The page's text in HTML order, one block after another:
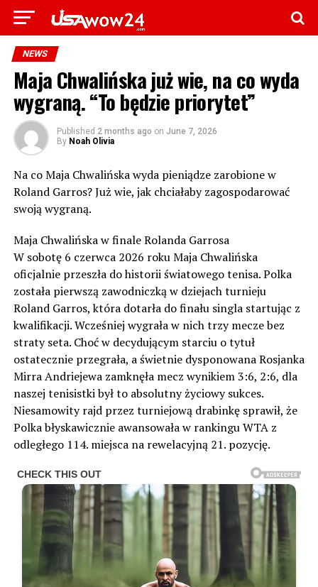
NEWS
Maja Chwalińska już wie, na co wyda
wygraną. “To będzie priorytet”
Published 2 months ago on June 7, 2026
By Noah Olivia
Na co Maja Chwalińska wyda pieniądze zarobione w
Roland Garros? Już wie, jak chciałaby zagospodarować
swoją wygraną.
Maja Chwalińska w finale Rolanda Garrosa
W sobotę 6 czerwca 2026 roku Maja Chwalińska
oficjalnie przeszła do historii światowego tenisa. Polka
została pierwszą zawodniczką w dziejach turnieju
Roland Garros, która dotarła do finału singla startując z
kwalifikacji. Wcześniej wygrała w nich trzy mecze bez
straty seta. Choć w decydującym starciu o tytuł
ostatecznie przegrała, a świetnie dysponowana Rosjanka
Mirra Andriejewa zamknęła mecz wynikiem 3:6, 2:6, dla
naszej tenisistki był to absolutny życiowy sukces.
Niesamowity rajd przez turniejową drabinkę sprawił, że
Polka błyskawicznie awansowała w rankingu WTA z
odległego 114. miejsca na rewelacyjną 21. pozycję.